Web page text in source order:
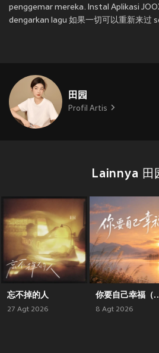
penggemar mereka. Instal Aplikasi
dengarkan lagu 如果一切可以重新来过
田园
Profil Artis
Lainnya 田
忘不掉的人
27 Agt 2026
你要自己幸
8 Agt 2026